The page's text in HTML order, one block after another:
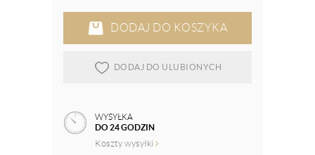
DODAJ DO KOSZYKA
DODAJ DO ULUBIONYCH
WYSYŁKA
DO 24 GODZIN
Koszty wysyłki